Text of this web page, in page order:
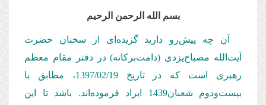
بسم الله الرحمن الرحیم
آن چه پیش‌رو دارید گزیده‌ای از سخنان حضرت
آیت‌الله مصباح‌یزدی (دامت‌بركاته) در دفتر مقام معظم
رهبری است كه در تاریخ 1397/02/19
، مطابق با
بیست‌ودوم شعبان1439 ایراد فرموده‌اند. باشد تا این